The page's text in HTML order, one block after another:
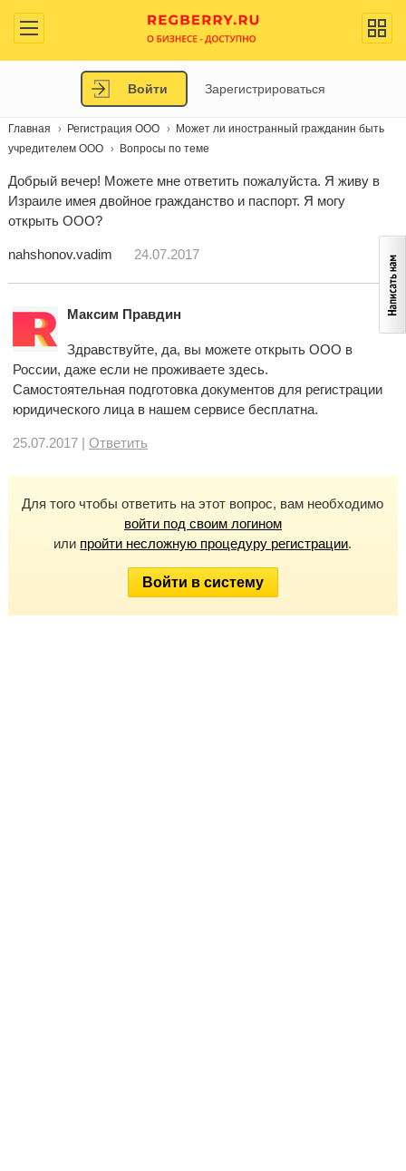
Войти Зарегистрироваться
Главная Регистрация ООО
Может ли иностранный гражданин быть
учредителем ООО
Вопросы по теме
Добрый вечер! Можете мне ответить пожалуйста. Я живу в
Израиле имея двойное гражданство и паспорт. Я могу
открыть ООО?
nahshonov.vadim 24.07.2017
Максим Правдин
Здравствуйте, да, вы можете открыть ООО в
России, даже если не проживаете здесь.
Самостоятельная подготовка документов для регистрации
юридического лица в нашем сервисе бесплатна.
25.07.2017 | Ответить
Для того чтобы ответить на этот вопрос, вам необходимо
войти под своим логином
или пройти несложную процедуру регистрации.
Войти в систему